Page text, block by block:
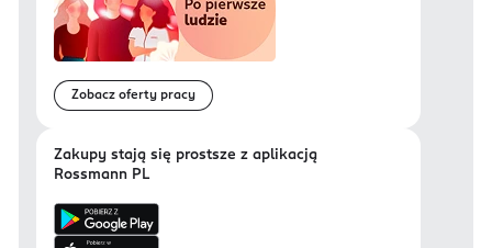
Zobacz oferty pracy
Zakupy stają się prostsze z aplikacją
Rossmann PL